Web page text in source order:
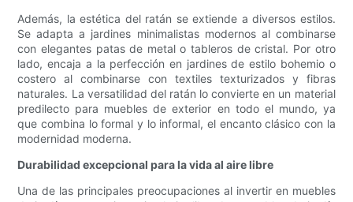
Además, la estética del ratán se extiende a diversos estilos.
Se adapta a jardines minimalistas modernos al combinarse
con elegantes patas de metal o tableros de cristal. Por otro
lado, encaja a la perfección en jardines de estilo bohemio o
costero al combinarse con textiles texturizados y fibras
naturales. La versatilidad del ratán lo convierte en un material
predilecto para muebles de exterior en todo el mundo, ya
que combina lo formal y lo informal, el encanto clásico con la
modernidad moderna.
Durabilidad excepcional para la vida al aire libre
Una de las principales preocupaciones al invertir en muebles